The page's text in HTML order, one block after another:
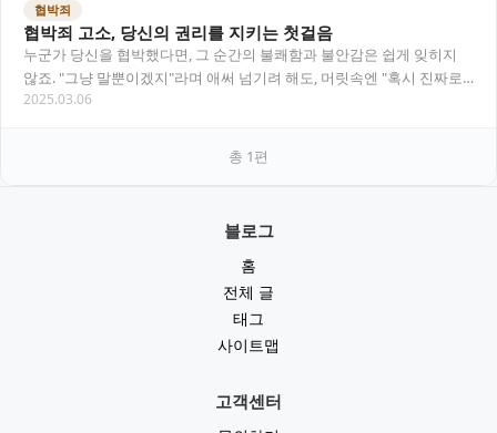
협박죄
협박죄 고소, 당신의 권리를 지키는 첫걸음
누군가 당신을 협박했다면, 그 순간의 불쾌함과 불안감은 쉽게 잊히지
않죠. "그냥 말뿐이겠지"라며 애써 넘기려 해도, 머릿속엔 "혹시 진짜로
무슨 일이 생기면 어쩌지?"라는 걱정이…
2025.03.06
총 1편
블로그
홈
전체 글
태그
사이트맵
고객센터